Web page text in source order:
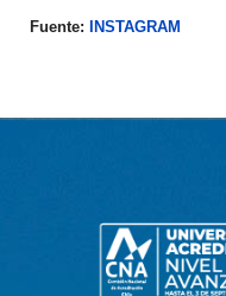
Fuente: INSTAGRAM